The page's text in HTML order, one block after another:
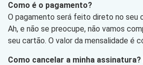
Como é o pagamento?
O pagamento será feito direto no seu
Ah, e não se preocupe, não vamos
seu cartão. O valor da mensalidade é
Como cancelar a minha